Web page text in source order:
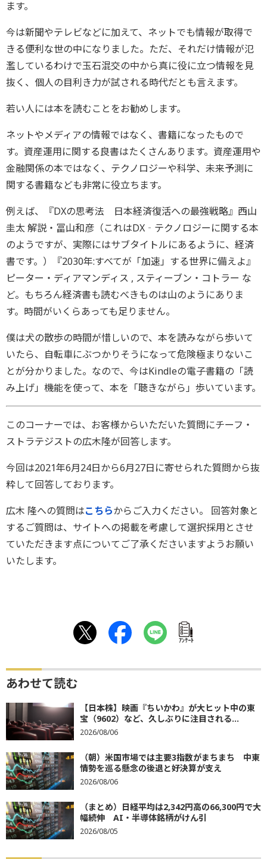
ます。
今は新聞やテレビなどに加えて、ネットでも情報が取得で
きる便利な世の中になりました。ただ、それだけ情報が氾
濫しているわけで玉石混交の中から真に役に立つ情報を見
抜く、個人の目利き力が試される時代だとも言えます。
若い人には本を読むことをお勧めします。
ネットやメディアの情報ではなく、書籍になったもので
す。資産運用に関する良書はたくさんあります。資産運用や
金融関係の本ではなく、テクノロジーや科学、未来予測に
関する書籍なども非常に役立ちます。
例えば、『DXの思考法 日本経済復活への最強戦略』西山
圭太 解説・冨山和彦（これはDX‐テクノロジーに関する本
のようですが、実際にはサブタイトルにあるように、経済
書です。）『2030年:すべてが「加速」する世界に備えよ』
ピーター・ディアマンディス , スティーブン・コトラー な
ど。もちろん経済書も読むべきものは山のようにありま
す。時間がいくらあっても足りません。
僕は犬の散歩の時間が惜しいので、本を読みながら歩いて
いたら、自転車にぶつかりそうになって危険極まりないこ
とが分かりました。なので、今はKindleの電子書籍の「読
み上げ」機能を使って、本を「聴きながら」歩いています。
このコーナーでは、お客様からいただいた質問にチーフ・
ストラテジストの広木隆が回答します。
今回は2021年6月24日から6月27日に寄せられた質問から抜
粋して回答しております。
広木 隆への質問はこちらからご入力ください。 回答対象と
するご質問は、サイトへの掲載を考慮して選択採用とさせ
ていただきます点についてご了承くださいますようお願い
いたします。
ｱﾝｹｰﾄ
あわせて読む
【日本株】映画『ちいかわ』が大ヒット中の東
宝（9602）など、久しぶりに注目される...
2026/08/06
（朝）米国市場では主要3指数がまちまち 中東
情勢を巡る懸念の後退と好決算が支え
2026/08/06
（まとめ）日経平均は2,342円高の66,300円で大
幅続伸 AI・半導体銘柄がけん引
2026/08/05